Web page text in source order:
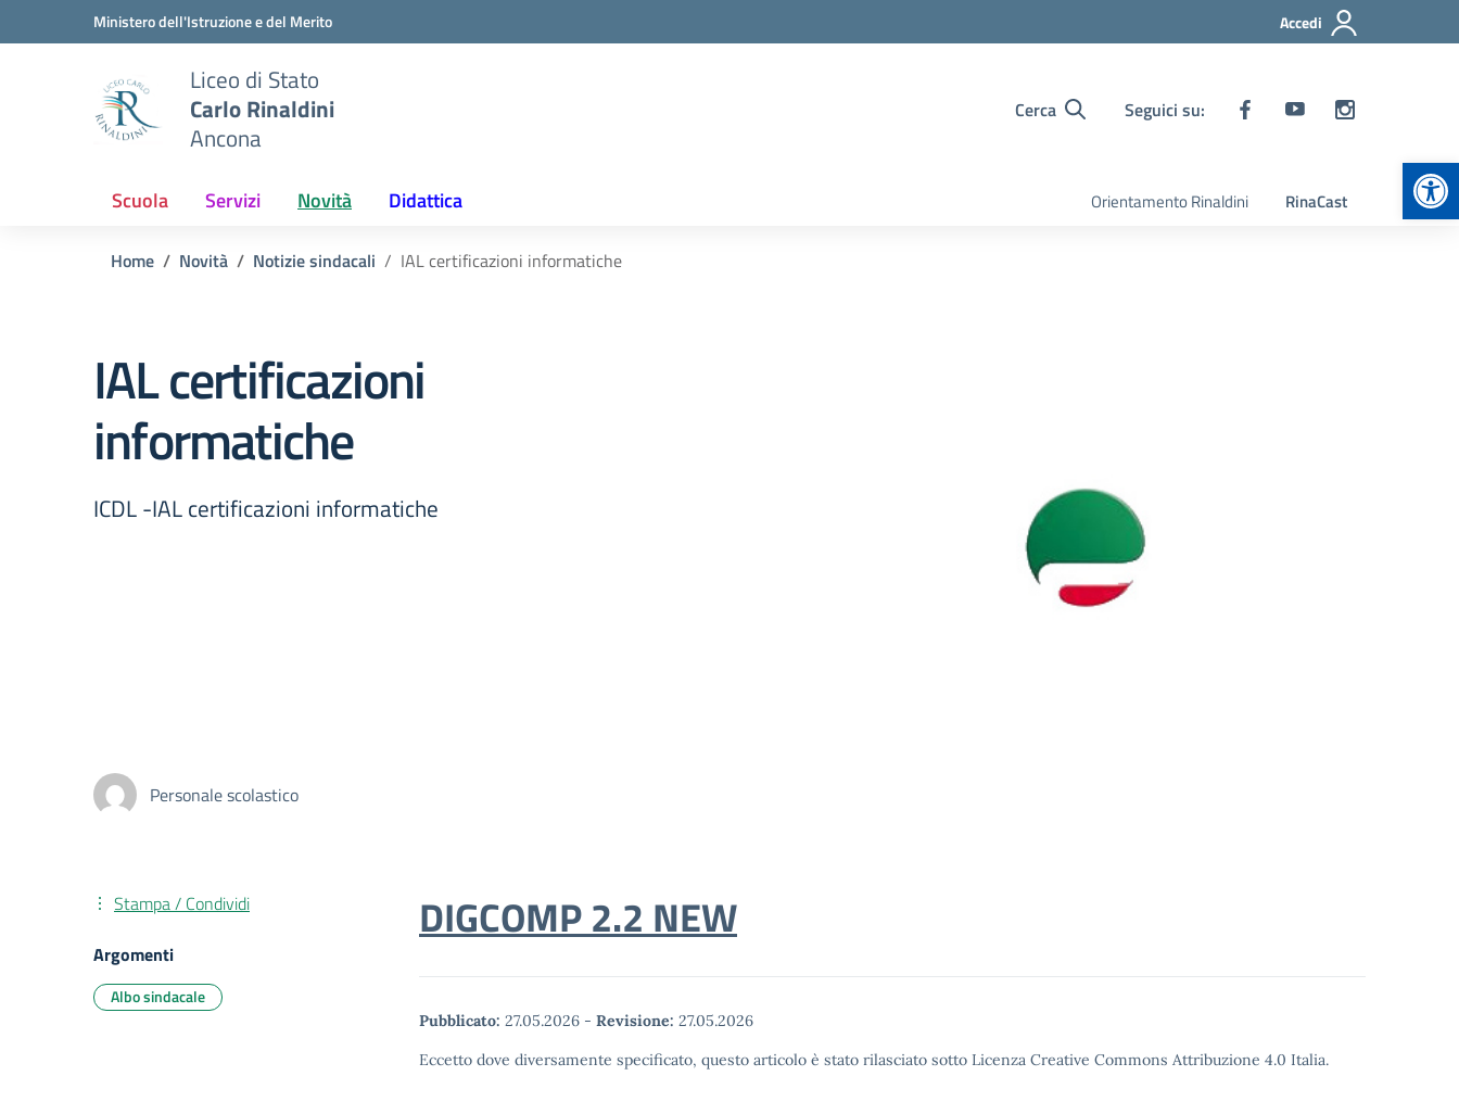
Vai ai contenuti
Vai al menu di navigazioneMinistero dell'Istruzione e del Merito Accedi
Liceo di Stato
Carlo Rinaldini
Ancona
Cerca Seguici su:
Scuola Servizi Novità Didattica Orientamento Rinaldini RinaCast
Home Novità Notizie sindacali IAL certificazioni informatiche
IAL certificazioni
informatiche
ICDL -IAL certificazioni informatiche
Personale scolastico
DIGCOMP 2.2 NEW
Pubblicato: 27.05.2026 - Revisione: 27.05.2026
Eccetto dove diversamente specificato, questo articolo è stato rilasciato sotto Licenza Creative Commons Attribuzione 4.0 Italia.
Stampa / Condividi
Argomenti
Albo sindacale